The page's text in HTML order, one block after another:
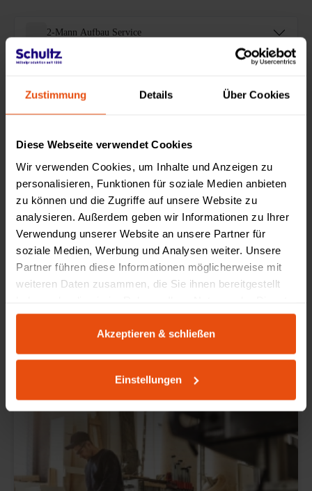
Zustimmung Details Über Cookies
Diese Webseite verwendet Cookies
Wir verwenden Cookies, um Inhalte und Anzeigen zu
personalisieren, Funktionen für soziale Medien anbieten
zu können und die Zugriffe auf unsere Website zu
analysieren. Außerdem geben wir Informationen zu Ihrer
Verwendung unserer Website an unsere Partner für
soziale Medien, Werbung und Analysen weiter. Unsere
Partner führen diese Informationen möglicherweise mit
weiteren Daten zusammen, die Sie ihnen bereitgestellt
gesammelt haben.
Akzeptieren & schließen
Einstellungen
2-Mann Aufbau Service
Zahlung & Finanzierung
trusted by
Made by Schultz